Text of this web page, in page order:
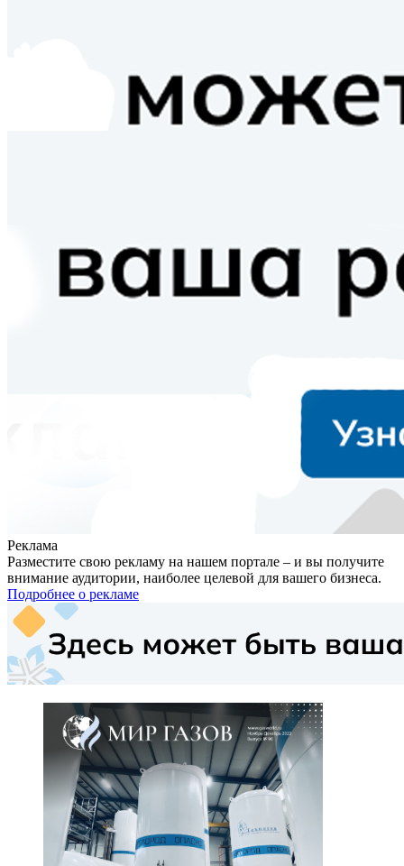
Реклама
Разместите свою рекламу на нашем портале – и вы получите
внимание аудитории, наиболее целевой для вашего бизнеса.
Подробнее о рекламе